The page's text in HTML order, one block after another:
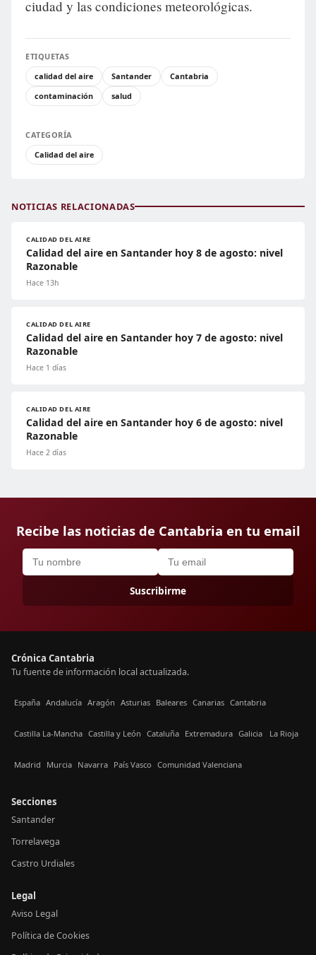
ciudad y las condiciones meteorológicas.
ETIQUETAS
calidad del aire
Santander
Cantabria
contaminación
salud
CATEGORÍA
Calidad del aire
NOTICIAS RELACIONADAS
CALIDAD DEL AIRE
Calidad del aire en Santander hoy 8 de agosto: nivel
Razonable
Hace 13h
CALIDAD DEL AIRE
Calidad del aire en Santander hoy 7 de agosto: nivel
Razonable
Hace 1 días
CALIDAD DEL AIRE
Calidad del aire en Santander hoy 6 de agosto: nivel
Razonable
Hace 2 días
Recibe las noticias de Cantabria en tu email
Suscribirme
Crónica Cantabria
Tu fuente de información local actualizada.
España Andalucía Aragón Asturias Baleares Canarias Cantabria
Castilla La-Mancha Castilla y León Cataluña Extremadura Galicia La Rioja
Madrid Murcia Navarra País Vasco Comunidad Valenciana
Secciones
Santander
Torrelavega
Castro Urdiales
Legal
Aviso Legal
Política de Cookies